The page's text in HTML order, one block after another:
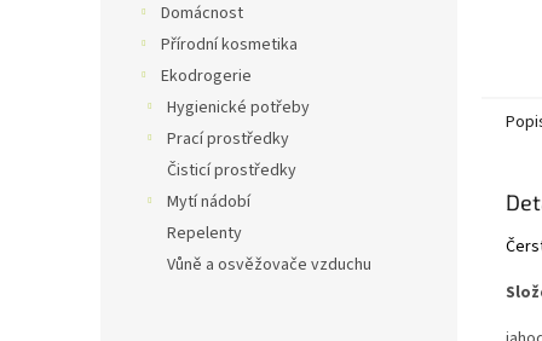
Domácnost
Přírodní kosmetika
Ekodrogerie
Hygienické potřeby
Prací prostředky
Čisticí prostředky
Mytí nádobí
Repelenty
Vůně a osvěžovače vzduchu